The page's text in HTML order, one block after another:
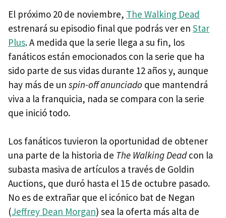
El próximo 20 de noviembre, The Walking Dead
estrenará su episodio final que podrás ver en Star
Plus. A medida que la serie llega a su fin, los
fanáticos están emocionados con la serie que ha
sido parte de sus vidas durante 12 años y, aunque
hay más de un spin-off anunciado que mantendrá
viva a la franquicia, nada se compara con la serie
que inició todo.
Los fanáticos tuvieron la oportunidad de obtener
una parte de la historia de The Walking Deadcon la
subasta masiva de artículos a través de Goldin
Auctions, que duró hasta el 15 de octubre pasado.
No es de extrañar que el icónico bat de Negan
(Jeffrey Dean Morgan) sea la oferta más alta de